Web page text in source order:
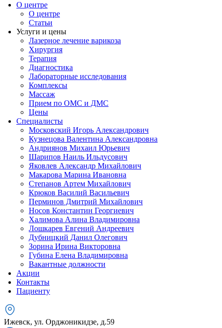
О центре
О центре
Статьи
Услуги и цены
Лазерное лечение варикоза
Хирургия
Терапия
Диагностика
Лабораторные исследования
Комплексы
Массаж
Прием по ОМС и ДМС
Цены
Специалисты
Московский Игорь Александрович
Кузнецова Валентина Александровна
Андриянов Михаил Юрьевич
Шарипов Наиль Ильдусович
Яковлев Александр Михайлович
Макарова Марина Ивановна
Степанов Артем Михайлович
Крюков Василий Васильевич
Перминов Дмитрий Михайлович
Носов Константин Георгиевич
Халимова Алина Владимировна
Лошкарев Евгений Андреевич
Дубницкий Данил Олегович
Зорина Ирина Викторовна
Губина Елена Владимировна
Вакантные должности
Акции
Контакты
Пациенту
Ижевск, ул. Орджоникидзе, д.59